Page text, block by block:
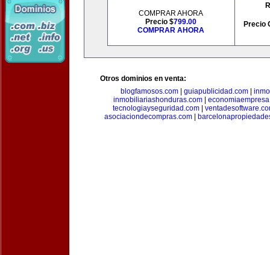
COMPRAR AHORA
Precio $799.00
COMPRAR AHORA
Precio
Otros dominios en venta:
blogfamosos.com
guiapublicidad.com
inmobiliariashonduras.com
tecnologiayseguridad.com|
asociaciondecompras.com|